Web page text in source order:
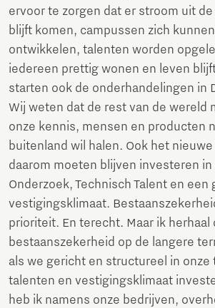
ervoor te zorgen dat er stroom uit
blijft komen, campussen zich
ontwikkelen, talenten worden
iedereen prettig wonen en leven
starten ook de onderhandelingen in
Wij weten dat de rest van de wereld
onze kennis, mensen en producten
buitenland wil halen. Ook het nieuwe
daarom moeten blijven investeren
Onderzoek, Technisch Talent en een
vestigingsklimaat.
prioriteit. En terecht. Maar ik herhaal
bestaanszekerheid op de langere
als we gericht en structureel in onze
talenten en vestigingsklimaat
heb ik namens onze bedrijven,